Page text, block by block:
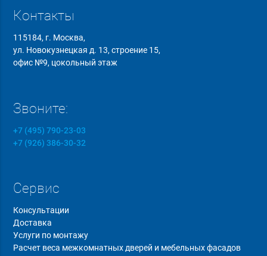
Контакты
115184, г. Москва,
ул. Новокузнецкая д. 13, строение 15,
офис №9, цокольный этаж
Звоните:
+7 (495) 790-23-03
+7 (926) 386-30-32
Сервис
Консультации
Доставка
Услуги по монтажу
Расчет веса межкомнатных дверей и мебельных фасадов